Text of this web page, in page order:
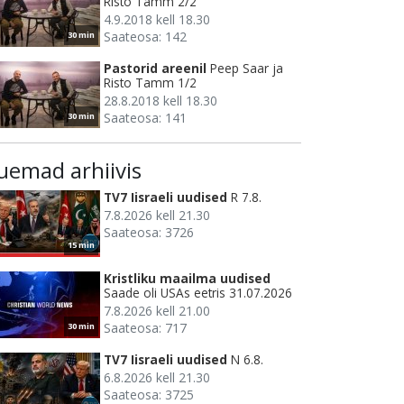
30 min
4.9.2018 kell 18.30
Saateosa: 142
30 min
Pastorid areenil Peep Saar ja
Risto Tamm 1/2
28.8.2018 kell 18.30
Saateosa: 141
arhiivis
15 min
TV7 Iisraeli uudised R 7.8.
7.8.2026 kell 21.30
Saateosa: 3726
30 min
Kristliku maailma uudised
Saade oli USAs eetris 31.07.2026
7.8.2026 kell 21.00
Saateosa: 717
TV7 Iisraeli uudised N 6.8.
6.8.2026 kell 21.30
Saateosa: 3725